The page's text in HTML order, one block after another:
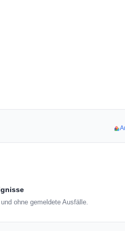
ohne gemeldete Ausfälle.